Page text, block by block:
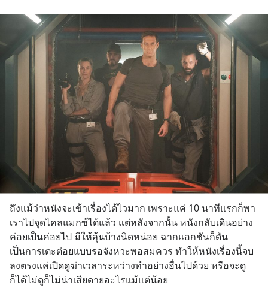
ถึงแม้ว่าหนังจะเข้าเรื่องได้ไวมาก เพราะแค่ 10 นาทีแรกก็พา
เราไปจุดไคลแมกซ์ได้แล้ว แต่หลังจากนั้น หนังกลับเดินอย่าง
ค่อยเป็นค่อยไป มีให้ลุ้นบ้างนิดหน่อย ฉากแอกชันก็ดัน
เป็นการเตะต่อยแบบรอจังหวะพอสมควร ทำให้หนังเรื่องนี้จบ
ลงตรงแค่เปิดดูฆ่าเวลาระหว่างทำอย่างอื่นไปด้วย หรือจะดู
ก็ได้ไม่ดูก็ไม่น่าเสียดายอะไรแม้แต่น้อย